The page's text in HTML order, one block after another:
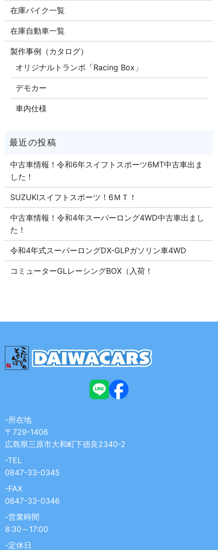
在庫バイク一覧
在庫自動車一覧
製作事例（カタログ）
オリジナルトランポ「Racing Box」
デモカー
車内仕様
中古車情報！令和6年スイフトスポーツ6MT中古車出ま
した！
SUZUKIスイフトスポーツ！6ＭＴ！
中古車情報！令和4年スーパーロング4WD中古車出まし
た！
令和4年式スーパーロングDX-GLPガソリン車4WD
コミューターGLレーシングBOX（入荷！
-所在地
〒729-1406
広島県三原市大和町下徳良2340-2
-TEL
0847-33-0345
-FAX
0847-33-0346
-営業時間
8:30～17:00
-定休日